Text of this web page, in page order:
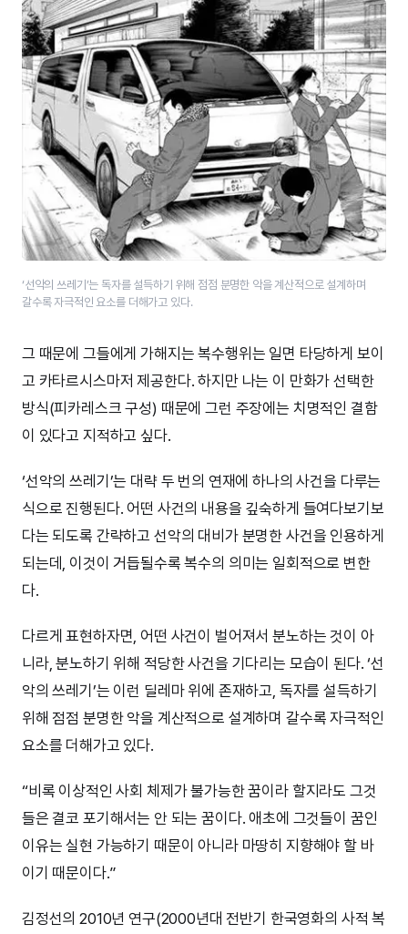
‘선악의 쓰레기’는 독자를 설득하기 위해 점점 분명한 악을 계산적으로 설계하며
갈수록 자극적인 요소를 더해가고 있다.
그 때문에 그들에게 가해지는 복수행위는 일면 타당하게 보이
고 카타르시스마저 제공한다. 하지만 나는 이 만화가 선택한
방식(피카레스크 구성) 때문에 그런 주장에는 치명적인 결함
이 있다고 지적하고 싶다.
‘선악의 쓰레기’는 대략 두 번의 연재에 하나의 사건을 다루는
식으로 진행된다. 어떤 사건의 내용을 깊숙하게 들여다보기보
다는 되도록 간략하고 선악의 대비가 분명한 사건을 인용하게
되는데, 이것이 거듭될수록 복수의 의미는 일회적으로 변한
다.
다르게 표현하자면, 어떤 사건이 벌어져서 분노하는 것이 아
니라, 분노하기 위해 적당한 사건을 기다리는 모습이 된다. ‘선
악의 쓰레기’는 이런 딜레마 위에 존재하고, 독자를 설득하기
위해 점점 분명한 악을 계산적으로 설계하며 갈수록 자극적인
요소를 더해가고 있다.
“비록 이상적인 사회 체제가 불가능한 꿈이라 할지라도 그것
들은 결코 포기해서는 안 되는 꿈이다. 애초에 그것들이 꿈인
이유는 실현 가능하기 때문이 아니라 마땅히 지향해야 할 바
이기 때문이다.”
김정선의 2010년 연구(2000년대 전반기 한국영화의 사적 복